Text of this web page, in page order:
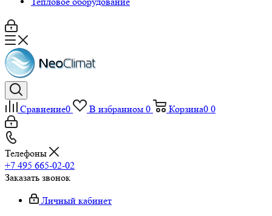
Сравнение0 В избранном 0 Корзина0 0
Телефоны
+7 495 665-02-02
Заказать звонок
Личный кабинет